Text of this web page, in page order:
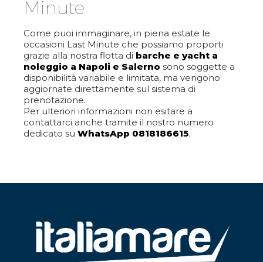
Minute
Come puoi immaginare, in piena estate le
occasioni Last Minute che possiamo proporti
grazie alla nostra flotta di barche e yacht a
noleggio a Napoli e Salerno sono soggette a
disponibilità variabile e limitata, ma vengono
aggiornate direttamente sul sistema di
prenotazione.
Per ulteriori informazioni non esitare a
contattarci anche tramite il nostro numero
dedicato su WhatsApp 0818186615.